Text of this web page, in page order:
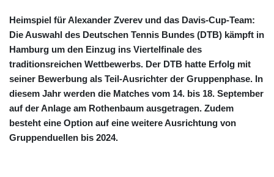
Heimspiel für Alexander Zverev und das Davis-Cup-Team:
Die Auswahl des Deutschen Tennis Bundes (DTB) kämpft in
Hamburg um den Einzug ins Viertelfinale des
traditionsreichen Wettbewerbs. Der DTB hatte Erfolg mit
seiner Bewerbung als Teil-Ausrichter der Gruppenphase. In
diesem Jahr werden die Matches vom 14. bis 18. September
auf der Anlage am Rothenbaum ausgetragen. Zudem
besteht eine Option auf eine weitere Ausrichtung von
Gruppenduellen bis 2024.